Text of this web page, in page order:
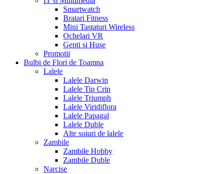
Smartwatch
Bratari Fitness
Mini Tastaturi Wireless
Ochelari VR
Genti si Huse
Promotii
Bulbi de Flori de Toamna
Lalele
Lalele Darwin
Lalele Tip Crin
Lalele Triumph
Lalele Viridiflora
Lalele Papagal
Lalele Duble
Alte soiuri de lalele
Zambile
Zambile Hobby
Zambile Duble
Narcise